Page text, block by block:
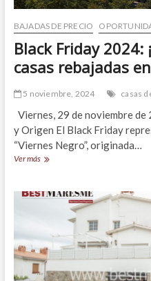
BAJADAS DE PRECIO
Black Friday 2024:
casas rebajadas
5 noviembre, 2024 casas
Viernes, 29 de noviembre
y Origen El Black Friday
“Viernes Negro”, originada…
Ver másBlack
¡Aprovecha
rebajadas
en
El
Maresme!